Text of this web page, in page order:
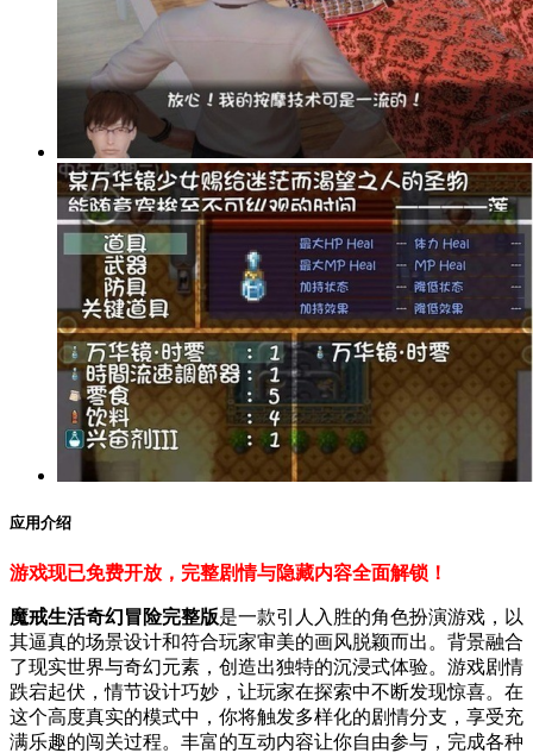
应用介绍
游戏现已免费开放，完整剧情与隐藏内容全面解锁！
魔戒生活奇幻冒险完整版是一款引人入胜的角色扮演游戏，以
其逼真的场景设计和符合玩家审美的画风脱颖而出。背景融合
了现实世界与奇幻元素，创造出独特的沉浸式体验。游戏剧情
跌宕起伏，情节设计巧妙，让玩家在探索中不断发现惊喜。在
这个高度真实的模式中，你将触发多样化的剧情分支，享受充
满乐趣的闯关过程。丰富的互动内容让你自由参与，完成各种